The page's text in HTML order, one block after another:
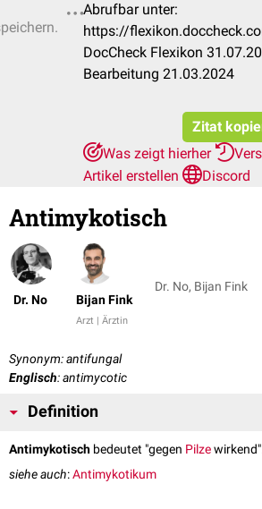
Abrufbar unter:
https://
DocCheck Flexikon
Bearbeitung 21.03.2024
Zitat
Was zeigt hierher
Artikel erstellen
Discord
Antimykotisch
Dr. No Bijan Fink
Arzt | Ärztin
Dr. No, Bijan Fink
Synonym: antifungal
Englisch: antimycotic
Definition
Antimykotisch bedeutet "gegen Pilze
siehe auch:Antimykotikum